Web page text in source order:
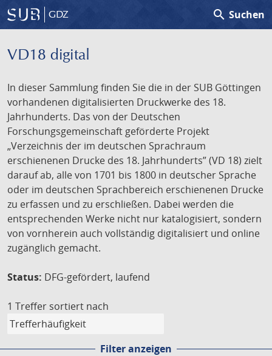
GDZ search Suchen
VD18 digital
In dieser Sammlung finden Sie die in der SUB Göttingen
vorhandenen digitalisierten Druckwerke des 18.
Jahrhunderts. Das von der Deutschen
Forschungsgemeinschaft geförderte Projekt
„Verzeichnis der im deutschen Sprachraum
erschienenen Drucke des 18. Jahrhunderts” (VD 18) zielt
darauf ab, alle von 1701 bis 1800 in deutscher Sprache
oder im deutschen Sprachbereich erschienenen Drucke
zu erfassen und zu erschließen. Dabei werden die
entsprechenden Werke nicht nur katalogisiert, sondern
von vornherein auch vollständig digitalisiert und online
zugänglich gemacht.
Status: DFG-gefördert, laufend
1 Treffer sortiert nach
Filter anzeigen